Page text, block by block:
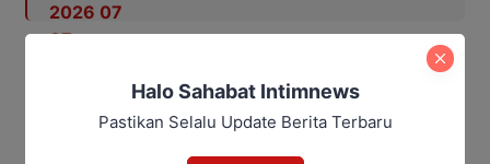
Halo Sahabat Intimnews
Pastikan Selalu Update Berita Terbaru